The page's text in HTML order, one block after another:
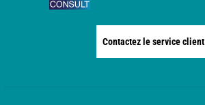
Contactez le service client